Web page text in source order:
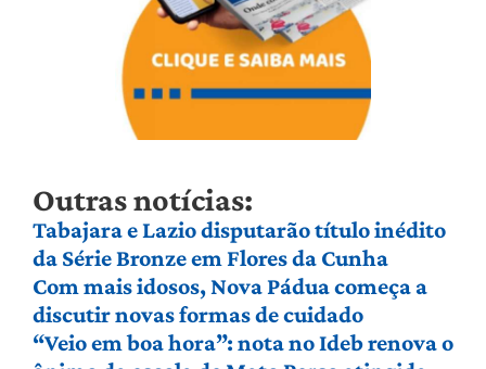
Outras notícias:
Tabajara e Lazio disputarão título inédito
da Série Bronze em Flores da Cunha
Com mais idosos, Nova Pádua começa a
discutir novas formas de cuidado
“Veio em boa hora”: nota no Ideb renova o